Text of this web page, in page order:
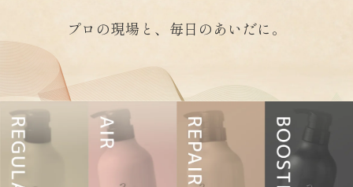
プロの現場と、毎日のあいだに。